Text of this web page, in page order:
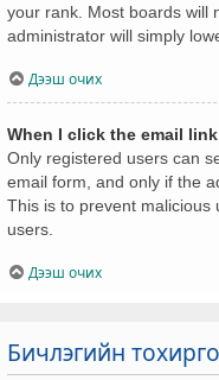
your rank. Most boards will
administrator will simply
Дээш очих
When I click the email
Only registered users can
email form, and only if the
This is to prevent malicious
users.
Дээш очих
Бичлэгийн